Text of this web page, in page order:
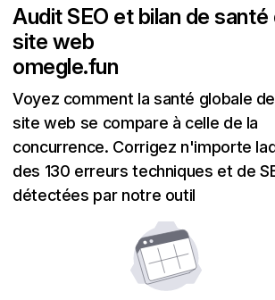
Audit SEO et bilan de santé
site web
omegle.fun
Voyez comment la santé globale
site web se compare à celle de la
concurrence. Corrigez n'importe
des 130 erreurs techniques et de
détectées par notre outil